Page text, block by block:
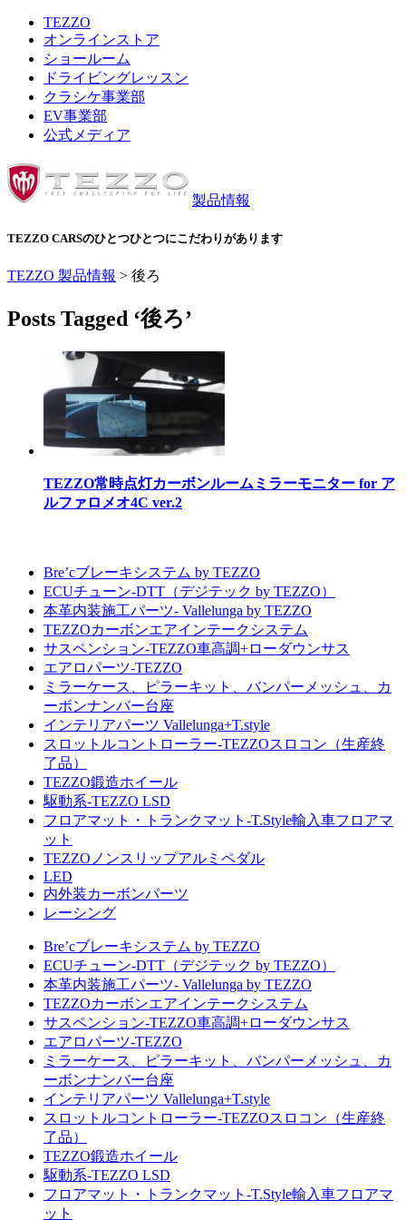
TEZZO
オンラインストア
ショールーム
ドライビングレッスン
クラシケ事業部
EV事業部
公式メディア
製品情報
TEZZO CARSのひとつひとつにこだわりがあります
TEZZO 製品情報 > 後ろ
Posts Tagged ‘後ろ’
TEZZO常時点灯カーボンルームミラーモニター for ア
ルファロメオ4C ver.2
Bre’cブレーキシステム by TEZZO
ECUチューン-DTT（デジテック by TEZZO）
本革内装施工パーツ- Vallelunga by TEZZO
TEZZOカーボンエアインテークシステム
サスペンション-TEZZO車高調+ローダウンサス
エアロパーツ-TEZZO
ミラーケース、ピラーキット、バンパーメッシュ、カ
ーボンナンバー台座
インテリアパーツ Vallelunga+T.style
スロットルコントローラー-TEZZOスロコン（生産終
了品）
TEZZO鍛造ホイール
駆動系-TEZZO LSD
フロアマット・トランクマット-T.Style輸入車フロアマ
ット
TEZZOノンスリップアルミペダル
LED
内外装カーボンパーツ
レーシング
Bre’cブレーキシステム by TEZZO
ECUチューン-DTT（デジテック by TEZZO）
本革内装施工パーツ- Vallelunga by TEZZO
TEZZOカーボンエアインテークシステム
サスペンション-TEZZO車高調+ローダウンサス
エアロパーツ-TEZZO
ミラーケース、ピラーキット、バンパーメッシュ、カ
ーボンナンバー台座
インテリアパーツ Vallelunga+T.style
スロットルコントローラー-TEZZOスロコン（生産終
了品）
TEZZO鍛造ホイール
駆動系-TEZZO LSD
フロアマット・トランクマット-T.Style輸入車フロアマ
ット